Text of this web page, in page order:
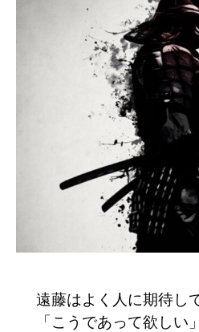
遠藤はよく人に期待し
「こうであって欲しい